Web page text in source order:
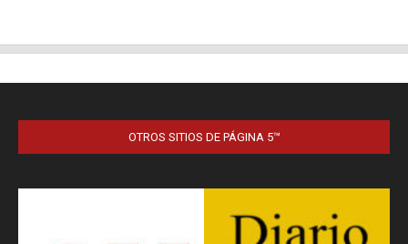
OTROS SITIOS DE PÁGINA 5™